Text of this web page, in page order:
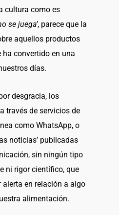
cultura como es
se juega’, parece que la
aquellos productos
convertido en una
días.
desgracia, los
través de servicios de
como WhatsApp, o
noticias’ publicadas
sin ningún tipo
ni rigor científico, que
alerta en relación a algo
alimentación.